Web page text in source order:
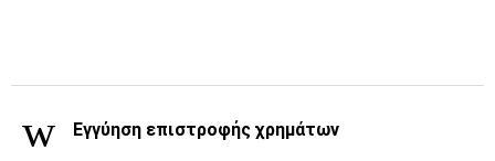
Εγγύηση επιστροφής χρημάτων